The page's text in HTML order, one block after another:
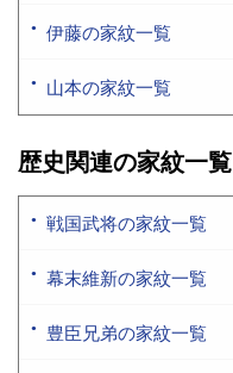
伊藤の家紋一覧
山本の家紋一覧
歴史関連の家紋一覧
戦国武将の家紋一覧
幕末維新の家紋一覧
豊臣兄弟の家紋一覧